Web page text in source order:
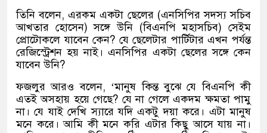
তিনি বলেন, এরকম একটা ছেলের (এনসিপির সদস্য সচিব
আখতার হোসেন) সঙ্গে উনি (বিএনপি মহাসচিব) সেইম
প্রোটোকলে যাবেন কেন? যে ছেলেটার পার্টিটার এখন পর্যন্ত
রেজিস্ট্রেশন হয় নাই। এনসিপির একটা ছেলের সঙ্গে কেন
যাবেন উনি?
ফজলুর আরও বলেন, ‘মানুষ কিন্ত বুঝে যে বিএনপি কী
এতই অসহায় হয়ে গেছে? যে না গেলে একদম ক্ষমতা পামু
না। যে যাই দেখি স্যারে যদি একটু দয়া করে। এটা মানুষ
মনে করে। আমি কী মনে করি এটার কিছু আসে যায় না।